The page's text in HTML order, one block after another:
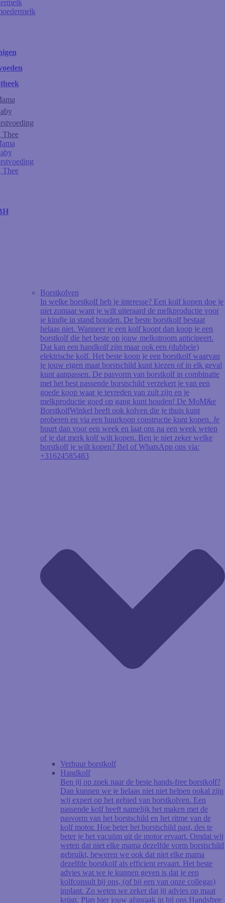
Thee
Thee
Borstkolven
In welke borstkolf heb je interesse? Een kolf kopen doe je
niet zomaar want je wilt uiteraard de melkproductie voor
je kindje in stand houden. De beste borstkolf bestaat
helaas niet. Wanneer je een kolf koopt dan koop je een
borstkolf die het beste op jouw melkstroom anticipeert.
Dat kan een handkolf zijn maar ook een (dubbele)
elektrische kolf. Het beste koop je een borstkolf waarvan
je jouw eigen maat borstschild kunt kiezen of in elk geval
kunt aanpassen. De pasvorm van borstkolf in combinatie
met het best passende borstschild verzekert je van een
goede koop waar je tevreden van zult zijn en je
melkproductie goed op gang kunt houden! De MoM&e
BorstkolfWinkel heeft ook kolven die je thuis kunt
proberen en via een huurkoop constructie kunt kopen. Je
huurt dan voor een week en laat ons na een week weten
of je dat merk kolf wilt kopen. Ben je niet zeker welke
borstkolf je wilt kopen? Bel of WhatsApp ons via:
+31624585483
Verhuur borstkolf
Handkolf
Ben jij op zoek naar de beste hands-free borstkolf?
Dan kunnen we je helaas niet niet helpen ookal zijn
wij expert op het gebied van borstkolven. Een
passende kolf heeft namelijk het maken met de
pasvorm van het borstschild en het ritme van de
kolf motor. Hoe beter het borstschild past, des te
beter je het vacuüm uit de motor ervaart. Omdat wij
weten dat niet elke mama dezelfde vorm borstschild
gebruikt, beweren we ook dat niet elke mama
dezelfde borstkolf als efficient ervaart. Het beste
advies wat we je kunnen geven is dat je een
kolfconsult bij ons, (of bij een van onze collegas)
inplant. Zo weten we zeker dat jij advies op maat
krijgt. Plan hier jouw afspraak in bij ons Handsfree